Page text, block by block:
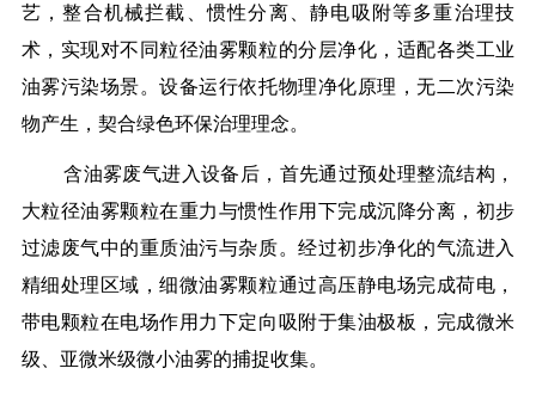
艺，整合机械拦截、惯性分离、静电吸附等多重治理技
术，实现对不同粒径油雾颗粒的分层净化，适配各类工业
油雾污染场景。设备运行依托物理净化原理，无二次污染
物产生，契合绿色环保治理理念。
含油雾废气进入设备后，首先通过预处理整流结构，
大粒径油雾颗粒在重力与惯性作用下完成沉降分离，初步
过滤废气中的重质油污与杂质。经过初步净化的气流进入
精细处理区域，细微油雾颗粒通过高压静电场完成荷电，
带电颗粒在电场作用力下定向吸附于集油极板，完成微米
级、亚微米级微小油雾的捕捉收集。